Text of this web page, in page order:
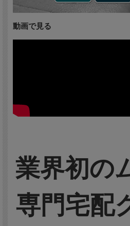
動画で見る
業界初の
専門宅配